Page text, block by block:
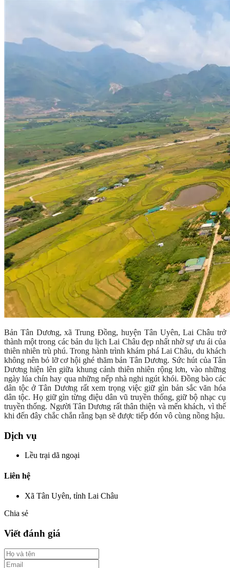
Bản Tân Dương, xã Trung Đồng, huyện Tân Uyên, Lai Châu trở
thành một trong các bản du lịch Lai Châu đẹp nhất nhờ sự ưu ái của
thiên nhiên trù phú. Trong hành trình khám phá Lai Châu, du khách
không nên bỏ lỡ cơ hội ghé thăm bản Tân Dương. Sức hút của Tân
Dương hiện lên giữa khung cảnh thiên nhiên rộng lơn, vào những
ngày lúa chín hay qua những nếp nhà nghi ngút khói. Đồng bào các
dân tộc ở Tân Dương rất xem trọng việc giữ gìn bản sắc văn hóa
dân tộc. Họ giữ gìn từng điệu dân vũ truyền thống, giữ bộ nhạc cụ
truyền thống. Người Tân Dương rất thân thiện và mến khách, vì thế
khi đến đây chắc chắn rằng bạn sẽ được tiếp đón vô cùng nồng hậu.
Dịch vụ
Lều trại dã ngoại
Liên hệ
Xã Tân Uyên, tỉnh Lai Châu
Chia sẻ
Viết đánh giá